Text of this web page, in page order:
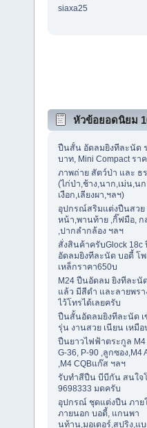
siaxa25
หัวข้อยอดนิยม
ปืนสั้น อัดลมยิงทีละนัด
บาท, Mini Compact รา
ภาพถ่าย สัตว์ป่า และ ธ
(ไก่ป่า,ช้าง,นาก,เม่น,นก
เงือก,เลียงผา,ฯลฯ)
อุปกรณ์สริมแต่งปืนสวย
หน้า,พานท้าย ,กิ๊ฟมือ, ก
,ปากลำกล้อง ฯลฯ
สั่งสินค้าครับGlock
อัดลมยิงทีละนัด บอดี้ โ
เหล็กราคา650บ
M24 ปืนอัดลม ยิงทีละนั
แล้ว มีสีดำ และลายพรา
ไว้โทรได้เลยครับ
ปืนสั้นอัดลมยิงทีละนัด เ
รุ่น งานสวย เนียน เหมื
ปืนยาวไฟฟ้าตระกูล M4
G-36, P-90 ,ลูกซอง,M4
,M4 CQBแก๊ส ฯลฯ
รับทำสีปืน บีบีกัน สนใจ
9698333 มดครับ
อุปกรณ์ ชุดแต่งปืน ภาย
ภายนอก บอดี้, แกนพา
นท้าน,มอเตอร์,สปริง,แ